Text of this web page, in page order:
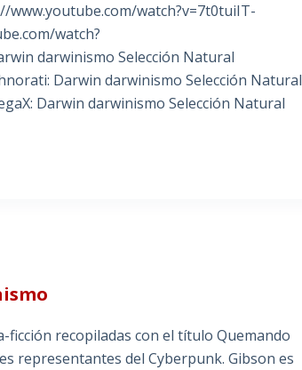
watch?v=7t0tuiIT-
watch?
darwinismo Selección Natural
Darwin darwinismo Selección Natural
Darwin darwinismo Selección Natural
recopiladas con el título Quemando
representantes del Cyberpunk. Gibson es